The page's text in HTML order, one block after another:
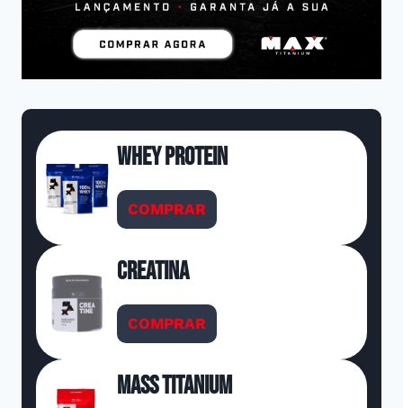
Whey Protein
COMPRAR
Creatina
COMPRAR
Mass Titanium